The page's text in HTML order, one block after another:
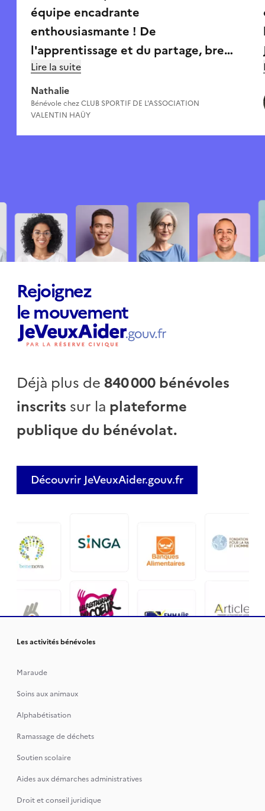
équipe encadrante
enthousiasmante ! De
l'apprentissage et du partage, bref
des échanges très riches.
Lire la suite
Nathalie
Bénévole chezCLUB SPORTIF DE L'ASSOCIATION
VALENTIN HAÜY
Rejoignez
le mouvement
Déjà plus de840 000 bénévoles
inscrits sur la plateforme
publique du bénévolat.
Découvrir JeVeuxAider.gouv.fr
Les activités bénévoles
Maraude
Soins aux animaux
Alphabétisation
Ramassage de déchets
Soutien scolaire
Aides aux démarches administratives
Droit et conseil juridique